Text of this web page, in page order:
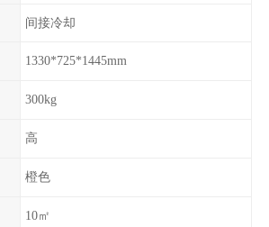
间接冷却
1330*725*1445mm
300kg
高
橙色
10㎡